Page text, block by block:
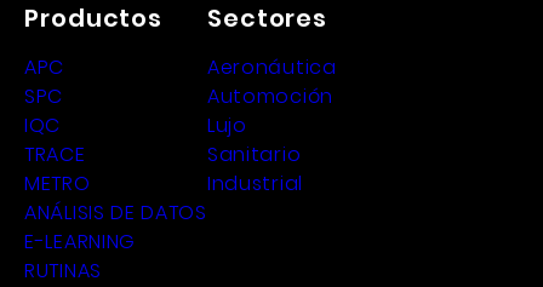
Productos
APC
SPC
IQC
TRACE
METRO
ANÁLISIS DE DATOS
E-LEARNING
RUTINAS
Sectores
Aeronáutica
Automoción
Lujo
Sanitario
Industrial